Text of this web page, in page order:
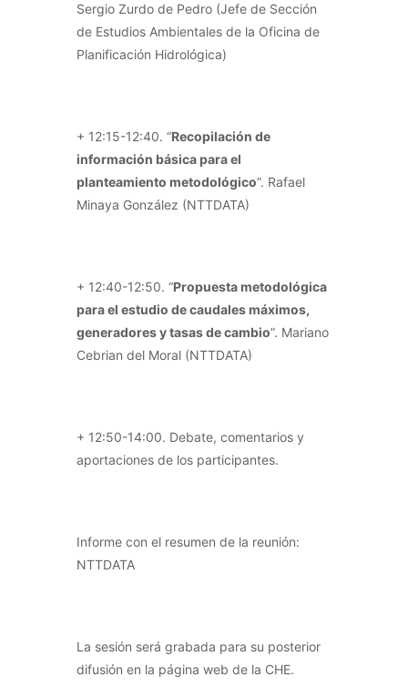
Sergio Zurdo de Pedro (Jefe de Sección
de Estudios Ambientales de la Oficina de
Planificación Hidrológica)
+ 12:15-12:40. “Recopilación de
información básica para el
planteamiento metodológico”. Rafael
Minaya González (NTTDATA)
+ 12:40-12:50. “Propuesta metodológica
para el estudio de caudales máximos,
generadores y tasas de cambio”. Mariano
Cebrian del Moral (NTTDATA)
+ 12:50-14:00. Debate, comentarios y
aportaciones de los participantes.
Informe con el resumen de la reunión:
NTTDATA
La sesión será grabada para su posterior
difusión en la página web de la CHE.